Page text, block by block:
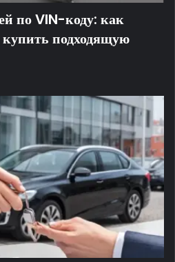
по VIN-коду: как
подходящую